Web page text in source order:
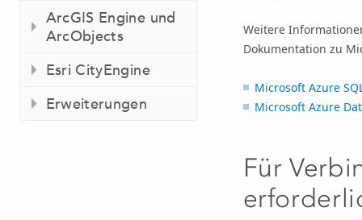
ArcGIS Engine und
ArcObjects
Esri CityEngine
Erweiterungen
Weitere
Dokumentation zu
Microsoft Azure
Microsoft Azure
Für